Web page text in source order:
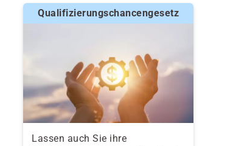
Qualifizierungschancengesetz
Lassen auch Sie ihre